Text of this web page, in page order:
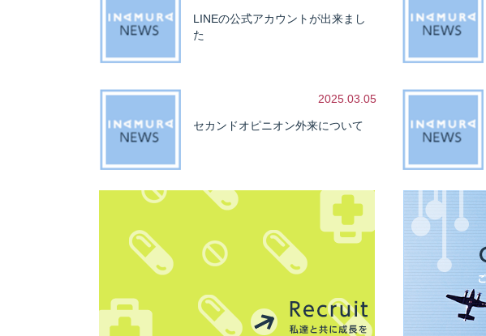
LINEの公式アカウントが出来まし
た
2025.03.05
セカンドオピニオン外来について